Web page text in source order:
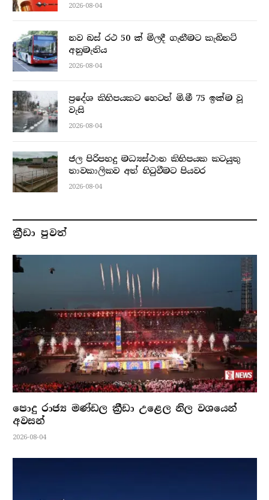
2026-08-04
නව බස් රථ 50 ක් මිලදී ගැනීමට කැබිනට්
අනුමැතිය
2026-08-04
ප්‍රදේශ කිහිපයකට හෙටත් මි.මී 75 ඉක්ම වූ
වැසි
2026-08-04
ජල පිරිපහදු මධ්‍යස්ථාන කිහිපයක කටයුතු
තාවකාලිකව අත් හිටුවීමට පියවර
2026-08-04
ක්‍රීඩා පුවත්
පොදු රාජ්‍ය මණ්ඩල ක්‍රීඩා උළෙල නිල වශයෙන්
අවසන්
2026-08-04